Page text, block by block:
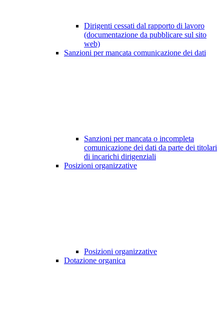
Dirigenti cessati dal rapporto di lavoro
(documentazione da pubblicare sul sito
web)
Sanzioni per mancata comunicazione dei dati
Sanzioni per mancata o incompleta
comunicazione dei dati da parte dei titolari
di incarichi dirigenziali
Posizioni organizzative
Posizioni organizzative
Dotazione organica